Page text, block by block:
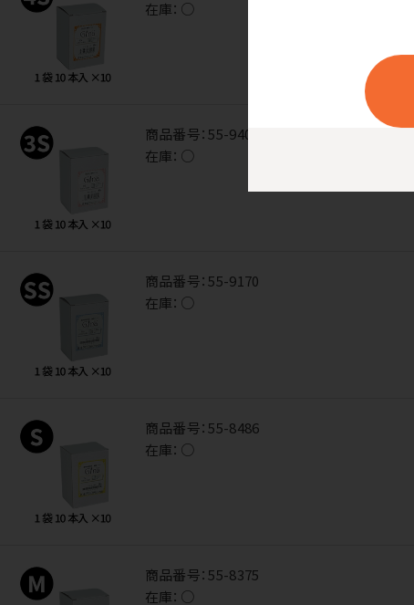
在庫： ○
商品番号：55-9401
在庫： ○
商品番号：55-9170
在庫： ○
商品番号：55-8486
在庫： ○
商品番号：55-8375
在庫： ○